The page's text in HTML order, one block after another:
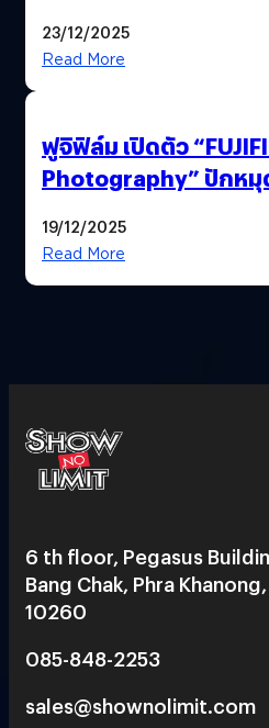
23/12/2025
Read More
ฟูจิฟิล์ม เปิดตัว
Photography” ปักห
19/12/2025
Read More
6 th floor, Pegasus
Bang Chak, Phra
10260
085-848-2253
sales@shownolimit.com